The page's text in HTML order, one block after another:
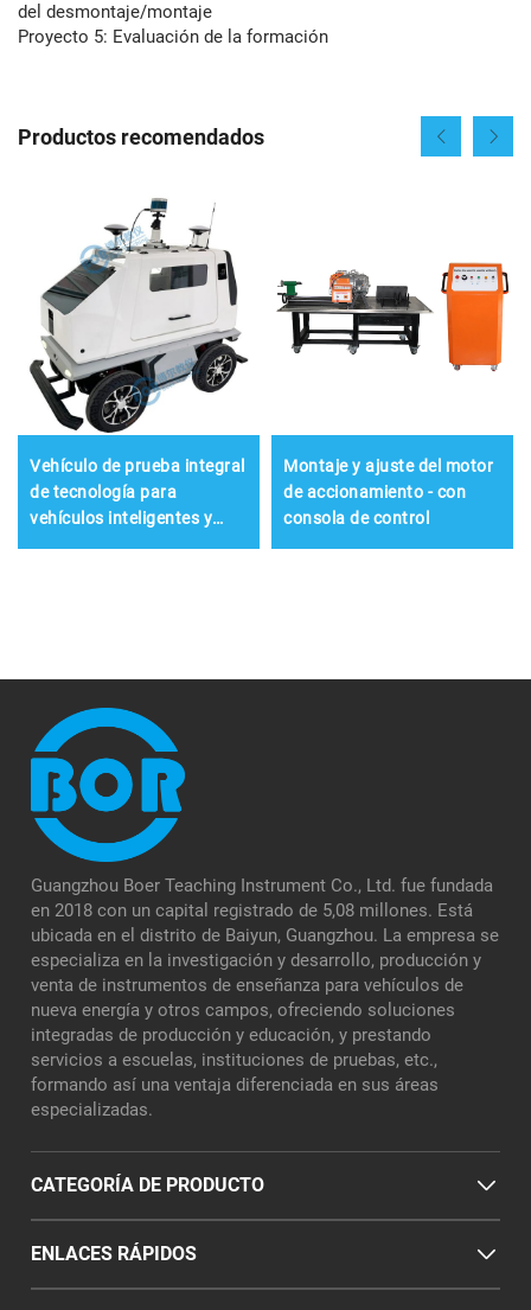
del desmontaje/montaje
Proyecto 5: Evaluación de la formación
Productos recomendados
Vehículo de prueba integral
de tecnología para
vehículos inteligentes y
Montaje y ajuste del motor
de accionamiento - con
consola de control
Guangzhou Boer Teaching Instrument Co., Ltd. fue fundada
en 2018 con un capital registrado de 5,08 millones. Está
ubicada en el distrito de Baiyun, Guangzhou. La empresa se
especializa en la investigación y desarrollo, producción y
venta de instrumentos de enseñanza para vehículos de
nueva energía y otros campos, ofreciendo soluciones
integradas de producción y educación, y prestando
servicios a escuelas, instituciones de pruebas, etc.,
formando así una ventaja diferenciada en sus áreas
especializadas.
CATEGORÍA DE PRODUCTO
ENLACES RÁPIDOS